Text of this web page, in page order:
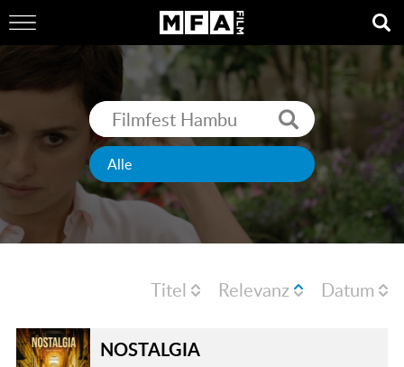
Titel Relevanz Datum
NOSTALGIA